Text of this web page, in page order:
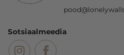
Sotsiaalmeedia